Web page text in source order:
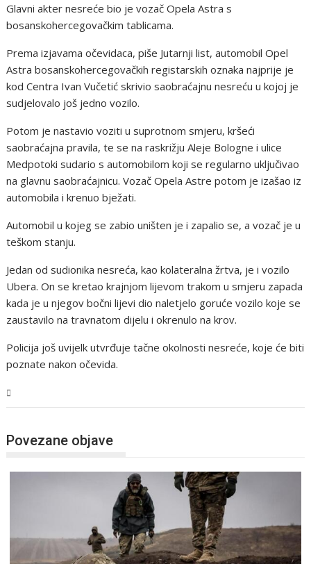
Glavni akter nesreće bio je vozač Opela Astra s
bosanskohercegovačkim tablicama.
Prema izjavama očevidaca, piše Jutarnji list, automobil Opel
Astra bosanskohercegovačkih registarskih oznaka najprije je
kod Centra Ivan Vučetić skrivio saobraćajnu nesreću u kojoj je
sudjelovalo još jedno vozilo.
Potom je nastavio voziti u suprotnom smjeru, kršeći
saobraćajna pravila, te se na raskrižju Aleje Bologne i ulice
Medpotoki sudario s automobilom koji se regularno uključivao
na glavnu saobraćajnicu. Vozač Opela Astre potom je izašao iz
automobila i krenuo bježati.
Automobil u kojeg se zabio uništen je i zapalio se, a vozač je u
teškom stanju.
Jedan od sudionika nesreća, kao kolateralna žrtva, je i vozilo
Ubera. On se kretao krajnjom lijevom trakom u smjeru zapada
kada je u njegov bočni lijevi dio naletjelo goruće vozilo koje se
zaustavilo na travnatom dijelu i okrenulo na krov.
Policija još uvijelk utvrđuje tačne okolnosti nesreće, koje će biti
poznate nakon očevida.
Povezane objave